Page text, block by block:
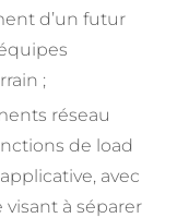
d’un futur
;
réseau
de load
avec
à séparer